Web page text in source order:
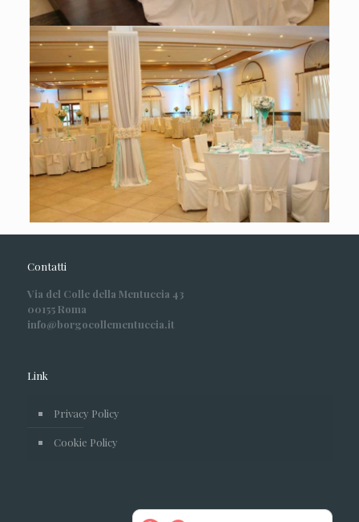
Contatti
Via del Colle della Mentuccia 43
00155 Roma
info@borgocollementuccia.it
Link
Privacy Policy
Cookie Policy